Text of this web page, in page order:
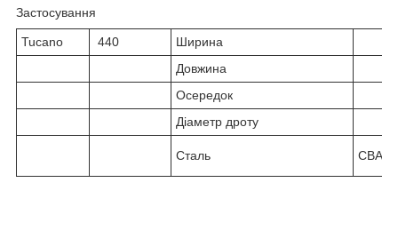
Застосування
Tucano 440
Ширина
Довжина
Осередок
Діаметр дроту
Сталь